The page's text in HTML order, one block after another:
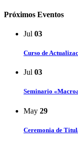
Próximos Eventos
Jul 03
Curso de
Jul 03
Seminario
May 29
Ceremonia de